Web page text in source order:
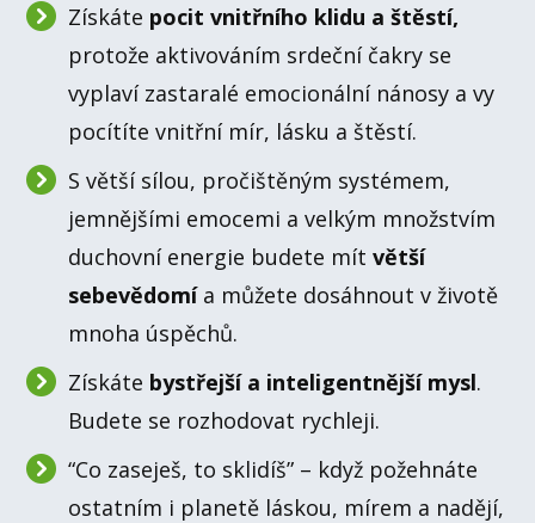
Získáte pocit vnitřního klidu a štěstí,
protože aktivováním srdeční čakry se
vyplaví zastaralé emocionální nánosy a vy
pocítíte vnitřní mír, lásku a štěstí.
S větší sílou, pročištěným systémem,
jemnějšími emocemi a velkým množstvím
duchovní energie budete mítvětší
sebevědomía můžete dosáhnout v životě
mnoha úspěchů.
Získáte bystřejší a inteligentnější mysl.
Budete se rozhodovat rychleji.
“Co zaseješ, to sklidíš” – když požehnáte
ostatním i planetě láskou, mírem a nadějí,